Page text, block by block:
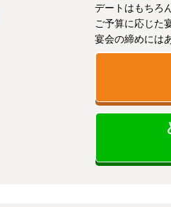
デートはもちろ
ご予算に応じた
宴会の締めには